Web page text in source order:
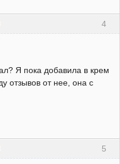
4
Я пока добавила в крем
отзывов от нее, она с
5